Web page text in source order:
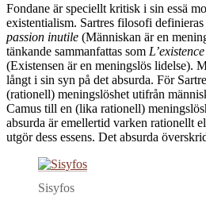
Fondane är speciellt kritisk i sin essä
existentialism. Sartres filosofi definieras
passion inutile (Människan är en
tänkande sammanfattas som
(Existensen är en meningslös lidelse).
långt i sin syn på det absurda. För
(rationell) meningslöshet utifrån
Camus till en (lika rationell)
absurda är emellertid varken rationellt
utgör dess essens. Det absurda
Sisyfos